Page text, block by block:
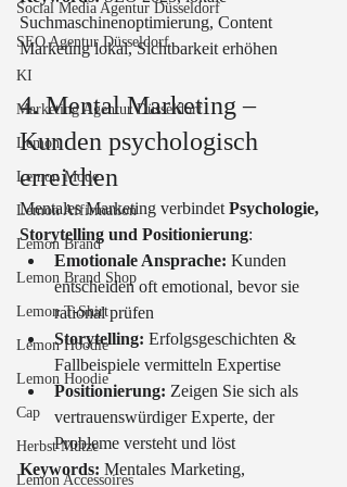
Social Media Agentur Düsseldorf
SEO Agentur Düsseldorf
KI
Marketing Agentur Düsseldorf
Lemon
Lemon Mode
Lemon Affirmation
Lemon Brand
Lemon Brand Shop
Lemon T-Shirt
Lemon Hoodie
Lemon Hoodie
Cap
Herbst Mütze
Lemon Accessoires
Suchmaschinenoptimierung, Content
Marketing lokal, Sichtbarkeit erhöhen
4. Mental Marketing –
Kunden psychologisch
erreichen
Mentales Marketing verbindet Psychologie,
Storytelling und Positionierung:
Emotionale Ansprache: Kunden
entscheiden oft emotional, bevor sie
rational prüfen
Storytelling: Erfolgsgeschichten &
Fallbeispiele vermitteln Expertise
Positionierung: Zeigen Sie sich als
vertrauenswürdiger Experte, der
Probleme versteht und löst
Keywords: Mentales Marketing,